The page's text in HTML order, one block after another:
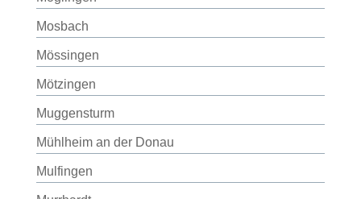
Mosbach
Mössingen
Mötzingen
Muggensturm
Mühlheim an der Donau
Mulfingen